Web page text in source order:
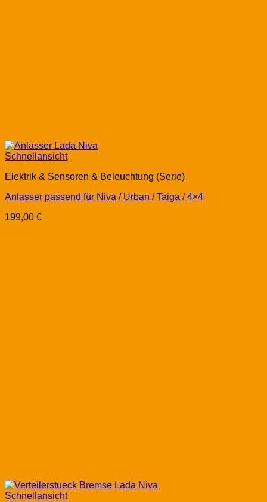
Schnellansicht
Elektrik & Sensoren & Beleuchtung (Serie)
Anlasser passend für Niva / Urban / Taiga / 4×4
199,00 €
Schnellansicht